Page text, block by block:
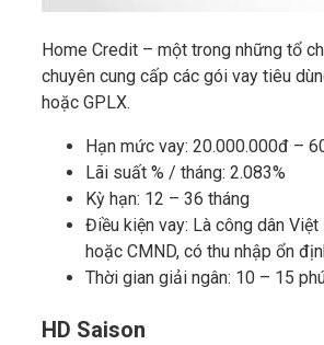
Home Credit – một trong những tổ
chuyên cung cấp các gói vay tiêu
hoặc GPLX.
Hạn mức vay: 20.000.000đ –
Lãi suất % / tháng: 2.083%
Kỳ hạn: 12 – 36 tháng
Điều kiện vay: Là công dân Việt
hoặc CMND, có thu nhập ổn
Thời gian giải ngân: 10 – 15
HD Saison